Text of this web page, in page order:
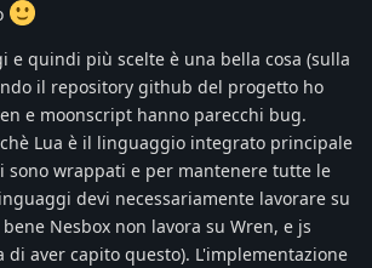
e quindi più scelte è una bella cosa (sulla
il repository github del progetto ho
e moonscript hanno parecchi bug.
Lua è il linguaggio integrato principale
wrappati e per mantenere tutte le
devi necessariamente lavorare su
Nesbox non lavora su Wren, e js
di aver capito questo). L'implementazione